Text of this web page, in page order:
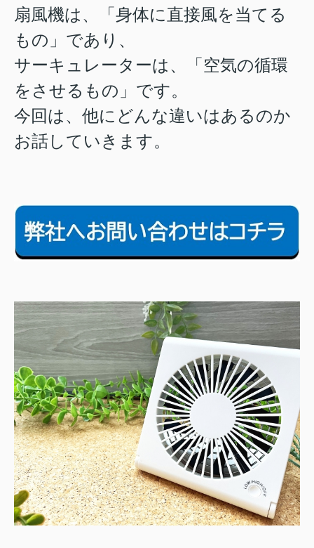
扇風機は、「身体に直接風を当てる
もの」であり、
サーキュレーターは、「空気の循環
をさせるもの」です。
今回は、他にどんな違いはあるのか
お話していきます。